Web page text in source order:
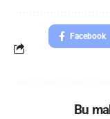
Facebook
Bu